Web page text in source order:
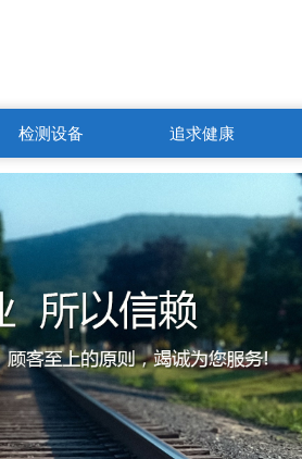
检测设备 追求健康